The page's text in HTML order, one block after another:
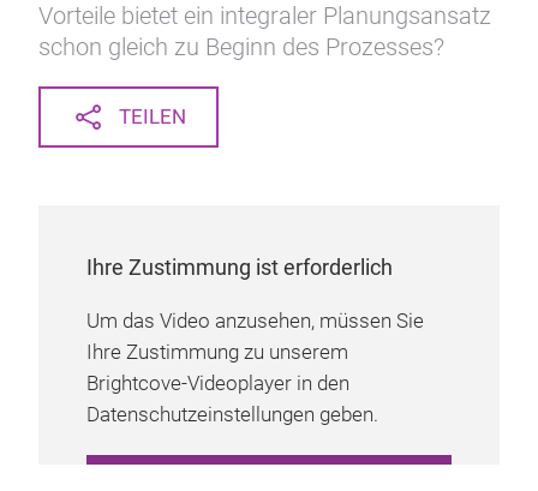
Vorteile bietet ein integraler Planungsansatz
schon gleich zu Beginn des Prozesses?
TEILEN
Ihre Zustimmung ist erforderlich
Um das Video anzusehen, müssen Sie
Ihre Zustimmung zu unserem
Brightcove-Videoplayer in den
Datenschutzeinstellungen geben.